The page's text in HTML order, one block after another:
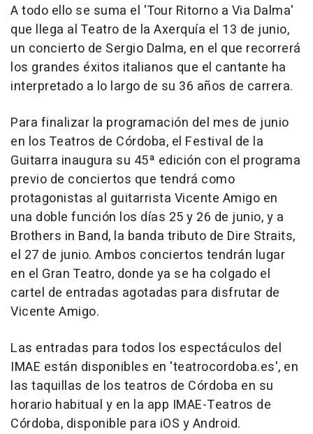
A todo ello se suma el 'Tour Ritorno a Via Dalma'
que llega al Teatro de la Axerquía el 13 de junio,
un concierto de Sergio Dalma, en el que recorrerá
los grandes éxitos italianos que el cantante ha
interpretado a lo largo de su 36 años de carrera.
Para finalizar la programación del mes de junio
en los Teatros de Córdoba, el Festival de la
Guitarra inaugura su 45ª edición con el programa
previo de conciertos que tendrá como
protagonistas al guitarrista Vicente Amigo en
una doble función los días 25 y 26 de junio, y a
Brothers in Band, la banda tributo de Dire Straits,
el 27 de junio. Ambos conciertos tendrán lugar
en el Gran Teatro, donde ya se ha colgado el
cartel de entradas agotadas para disfrutar de
Vicente Amigo.
Las entradas para todos los espectáculos del
IMAE están disponibles en 'teatrocordoba.es', en
las taquillas de los teatros de Córdoba en su
horario habitual y en la app IMAE-Teatros de
Córdoba, disponible para iOS y Android.